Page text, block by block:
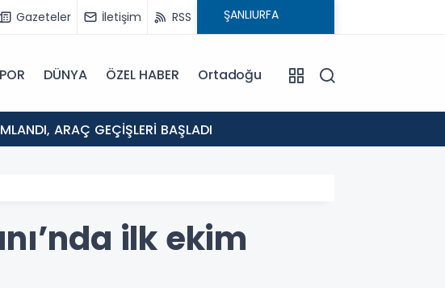
Gazeteler İletişim RSS
DÜNYA ÖZEL HABER Ortadoğu
ARAÇ GEÇİŞLERİ BAŞLADI
ilk ekim